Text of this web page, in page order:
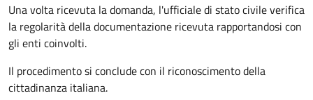
Una volta ricevuta la domanda, l'ufficiale di stato civile verifica
la regolarità della documentazione ricevuta rapportandosi con
gli enti coinvolti.
Il procedimento si conclude con il riconoscimento della
cittadinanza italiana.